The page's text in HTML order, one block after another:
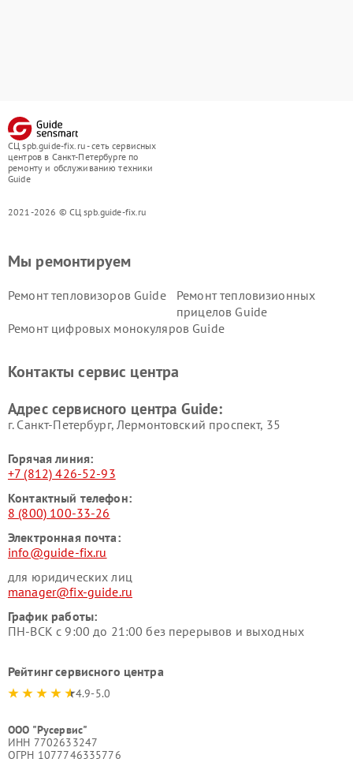
СЦ spb.guide-fix.ru - сеть сервисных
центров в Санкт-Петербурге по
ремонту и обслуживанию техники
Guide
2021-2026 © СЦ spb.guide-fix.ru
Мы ремонтируем
Ремонт тепловизоров Guide
Ремонт тепловизионных
прицелов Guide
Ремонт цифровых монокуляров Guide
Контакты сервис центра
Адрес сервисного центра Guide:
г. Санкт-Петербург, Лермонтовский проспект, 35
Горячая линия:
+7 (812) 426-52-93
Контактный телефон:
8 (800) 100-33-26
Электронная почта:
info@guide-fix.ru
для юридических лиц
manager@fix-guide.ru
График работы:
ПН-ВСК с 9:00 до 21:00 без перерывов и выходных
Рейтинг сервисного центра
4.9-5.0
ООО "Русервис"
ИНН 7702633247
ОГРН 1077746335776